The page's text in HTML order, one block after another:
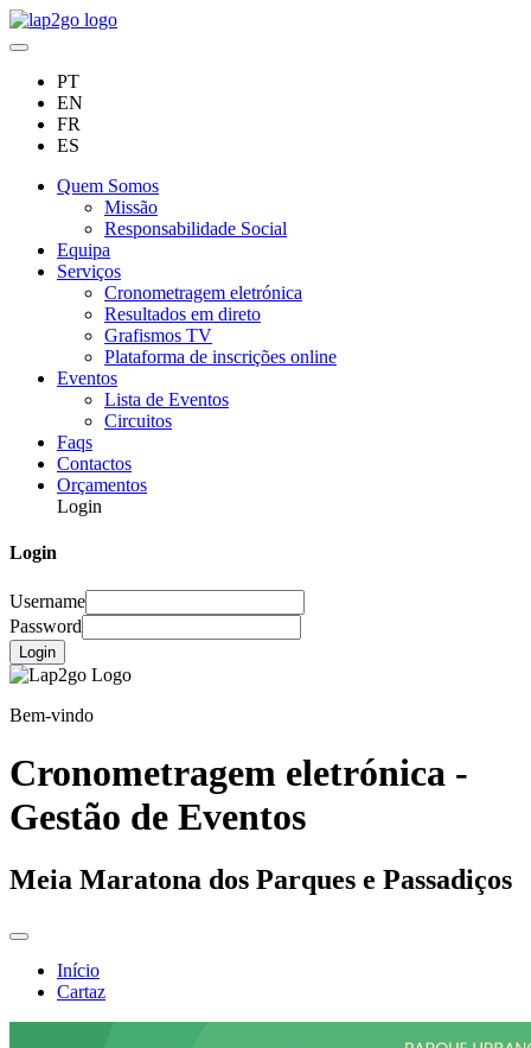
PT
EN
FR
ES
Quem Somos
Missão
Responsabilidade Social
Equipa
Serviços
Cronometragem eletrónica
Resultados em direto
Grafismos TV
Plataforma de inscrições online
Eventos
Lista de Eventos
Circuitos
Faqs
Contactos
Orçamentos
Login
Login
Username
Password
Login
Bem-vindo
Cronometragem eletrónica -
Gestão de Eventos
Meia Maratona dos Parques e Passadiços
Início
Cartaz